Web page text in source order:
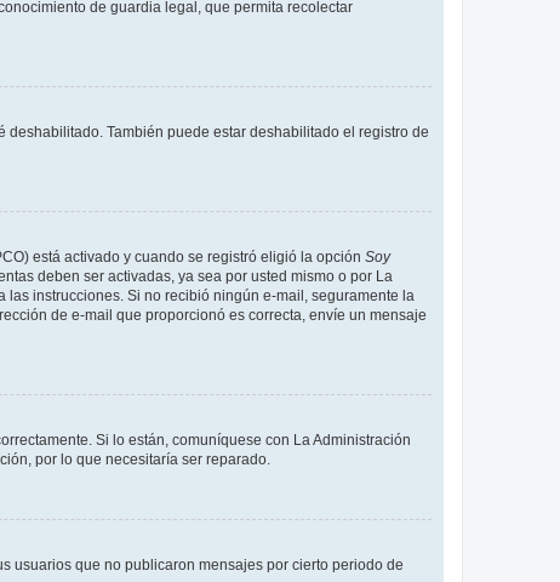
de guardia legal, que permita recolectar
También puede estar deshabilitado el registro de
está activado y cuando se registró eligió la opción Soy
deben ser activadas, ya sea por usted mismo o por La
instrucciones. Si no recibió ningún e-mail, seguramente la
de e-mail que proporcionó es correcta, envíe un mensaje
Si lo están, comuníquese con La Administración
por lo que necesitaría ser reparado.
usuarios que no publicaron mensajes por cierto periodo de